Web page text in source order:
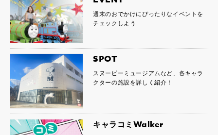
週末のおでかけにぴったりなイベントを
チェックしよう
SPOT
スヌーピーミュージアムなど、各キャラ
クターの施設を詳しく紹介！
キャラコミWalker